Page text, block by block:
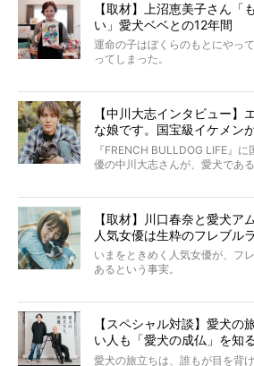
ところが、フレンチブルドッグ
症し、なんと4年7ヶ月間も生き
きの年齢は13歳と11ヶ月、レジ
た。さらには、治療後3年間は
いいます。
この事実はフレンチブルドッグ
太郎のオーナーである佐藤さん
アについて詳しくお話しをうか
【取材】上沼恵美子さん「
い」愛犬ベベとの12年間
運命の子はぼくらのもとにやっ
ってしまった。
り添いたいと思う。
その悲しみをいますぐ解消する
いて、泣いたり笑ったりするの
こんな子だった、こんなにいい
ていたと。
ぼくらは上沼恵美子さんのご自
と思った。
【中川大志インタビュー】
な娘です。国宝級イケメン
ッグと一緒に登場
『FRENCH BULLDOG LIFE』
優の中川大志さんが、愛犬であ
マちゃん（2歳の女の子）にメ
カエピソードが次から次へと飛
【取材】川口春奈と愛犬ア
人気女優は生粋のフレブル
いまをときめく人気女優が、フ
あるという事実。
とりを目の当たりにするほどに
愛がわたしたちのそれとまった
だかうれしくなってしまったの
【スペシャル対談】愛犬の
い人も「愛犬の成仏」を知
はやとも×PELI】
愛犬の旅立ちは、誰もが目を背